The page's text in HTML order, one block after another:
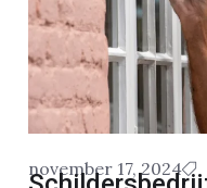
november 17, 2024